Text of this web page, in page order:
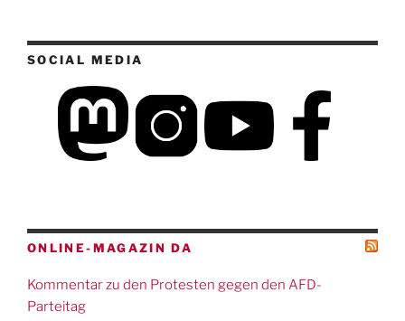
SOCIAL MEDIA
ONLINE-MAGAZIN DA
Kommentar zu den Protesten gegen den AFD-
Parteitag